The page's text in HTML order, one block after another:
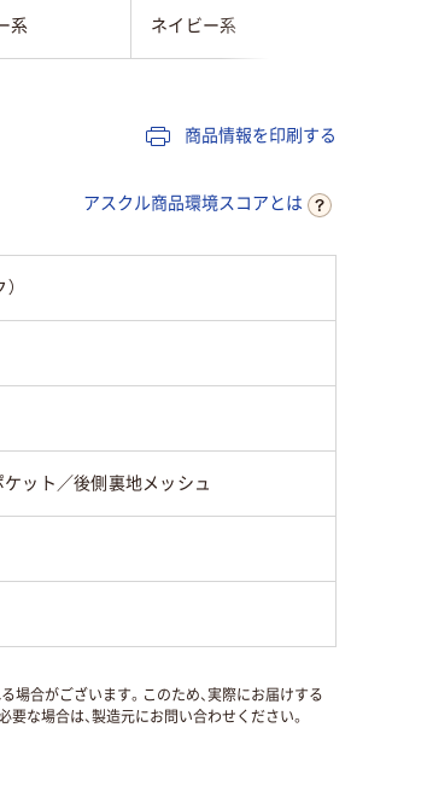
系 ネイビー系
商品情報を印刷する
アスクル商品環境スコアとは
ット／後側裏地メッシュ
場合がございます。このため、実際にお届けする
な場合は、製造元にお問い合わせください。